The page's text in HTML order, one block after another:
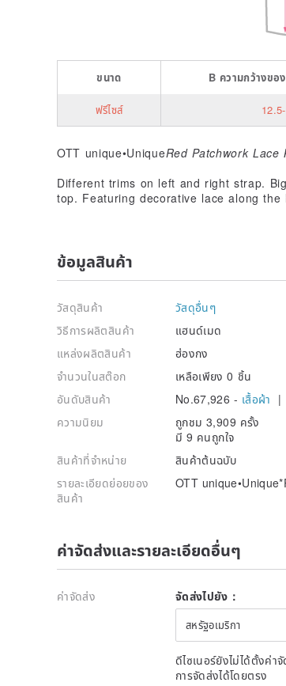
ขนาด B ความกว้างขอ
ฟรีไซส์
OTT unique•UniqueRed Patchwork
Different trims on left and right strap.
top. Featuring decorative lace along the
ข้อมูลสินค้า
วัสดุสินค้า
วัสดุอื่นๆ
วิธีการผลิตสินค้า
แฮนด์เมด
แหล่งผลิตสินค้า
ฮ่องกง
จำนวนในสต๊อก
เหลือเพียง 0 ชิ้น
อันดับสินค้า
No.67,926 - เสื้อผ้า |
ความนิยม
ถูกชม 3,909 ครั้ง
มี 9 คนถูกใจ
สินค้าที่จำหน่าย
สินค้าต้นฉบับ
รายละเอียดย่อยของ
สินค้า
OTT
ค่าจัดส่งและรายละเอียดอื่นๆ
ค่าจัดส่ง จัดส่งไปยัง：
สหรัฐอเมริกา
ดีไซเนอร์ยังไม่ได้ตั้งค่
การจัดส่งได้โดยตรง